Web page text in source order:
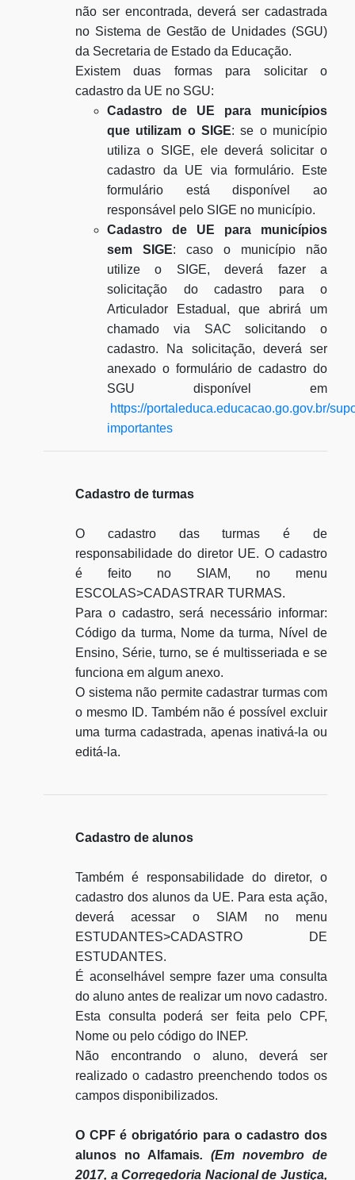
não ser encontrada, deverá ser cadastrada
no Sistema de Gestão de Unidades (SGU)
da Secretaria de Estado da Educação.
Existem duas formas para solicitar o
cadastro da UE no SGU:
Cadastro de UE para municípios
que utilizam o SIGE: se o município
utiliza o SIGE, ele deverá solicitar o
cadastro da UE via formulário. Este
formulário está disponível ao
responsável pelo SIGE no município.
Cadastro de UE para municípios
sem SIGE: caso o município não
utilize o SIGE, deverá fazer a
solicitação do cadastro para o
Articulador Estadual, que abrirá um
chamado via SAC solicitando o
cadastro. Na solicitação, deverá ser
anexado o formulário de cadastro do
SGU disponível em
https://portaleduca.educacao.go.gov.br/
importantes
Cadastro de turmas
O cadastro das turmas é de
responsabilidade do diretor UE. O cadastro
é feito no SIAM, no menu
ESCOLAS>CADASTRAR TURMAS.
Para o cadastro, será necessário informar:
Código da turma, Nome da turma, Nível de
Ensino, Série, turno, se é multisseriada e se
funciona em algum anexo.
O sistema não permite cadastrar turmas com
o mesmo ID. Também não é possível excluir
uma turma cadastrada, apenas inativá-la ou
editá-la.
Cadastro de alunos
Também é responsabilidade do diretor, o
cadastro dos alunos da UE. Para esta ação,
deverá acessar o SIAM no menu
ESTUDANTES>CADASTRO DE
ESTUDANTES.
É aconselhável sempre fazer uma consulta
do aluno antes de realizar um novo cadastro.
Esta consulta poderá ser feita pelo CPF,
Nome ou pelo código do INEP.
Não encontrando o aluno, deverá ser
realizado o cadastro preenchendo todos os
campos disponibilizados.
O CPF é obrigatório para o cadastro dos
alunos no Alfamais. (Em novembro de
2017, a Corregedoria Nacional de Justiça,